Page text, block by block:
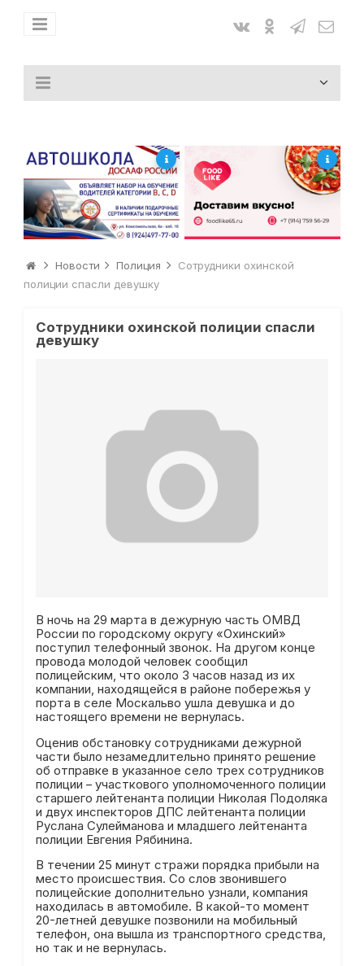
Новости Полиция
Сотрудники охинской
полиции спасли девушку
Сотрудники охинской полиции спасли
девушку
В ночь на 29 марта в дежурную часть ОМВД
России по городскому округу «Охинский»
поступил телефонный звонок. На другом конце
провода молодой человек сообщил
полицейским, что около 3 часов назад из их
компании, находящейся в районе побережья у
порта в селе Москальво ушла девушка и до
настоящего времени не вернулась.
Оценив обстановку сотрудниками дежурной
части было незамедлительно принято решение
об отправке в указанное село трех сотрудников
полиции – участкового уполномоченного полиции
старшего лейтенанта полиции Николая Подоляка
и двух инспекторов ДПС лейтенанта полиции
Руслана Сулейманова и младшего лейтенанта
полиции Евгения Рябинина.
В течении 25 минут стражи порядка прибыли на
место происшествия. Со слов звонившего
полицейские дополнительно узнали, компания
находилась в автомобиле. В какой-то момент
20-летней девушке позвонили на мобильный
телефон, она вышла из транспортного средства,
но так и не вернулась.